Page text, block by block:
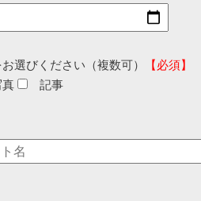
選びください（複数可）
【必須】
真 記事